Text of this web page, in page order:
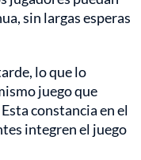
sin largas esperas
lo que lo
juego que
constancia en el
integren el juego